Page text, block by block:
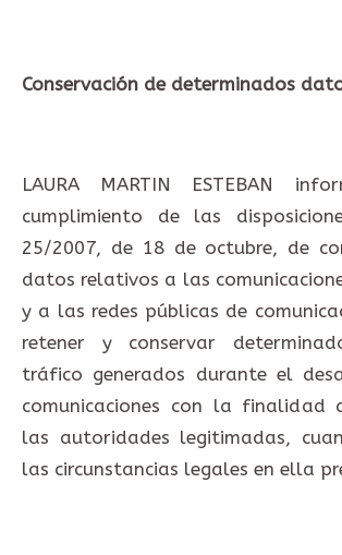
Conservación de determinados
LAURA MARTIN ESTEBAN
cumplimiento de las
25/2007, de 18 de octubre, de
datos relativos a las
y a las redes públicas de
retener y conservar
tráfico generados durante el
comunicaciones con la finalidad
las autoridades legitimadas,
las circunstancias legales en ella